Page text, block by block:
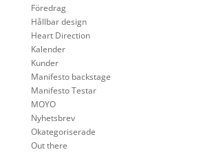
Föredrag
Hållbar design
Heart Direction
Kalender
Kunder
Manifesto backstage
Manifesto Testar
MOYO
Nyhetsbrev
Okategoriserade
Out there